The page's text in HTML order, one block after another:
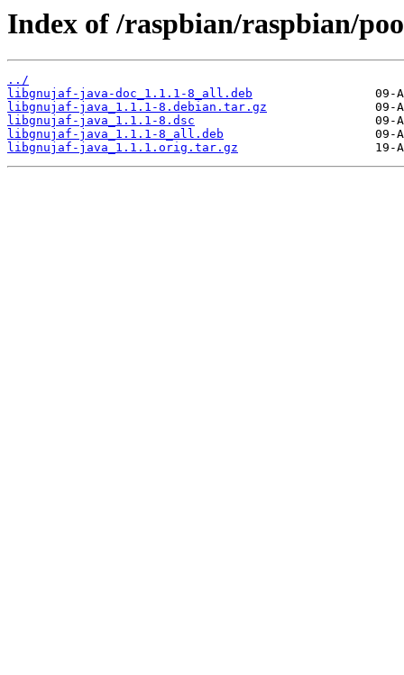
Index of /raspbian/raspbian/
../
libgnujaf-java-doc_1.1.1-8_all.deb
libgnujaf-java_1.1.1-8.debian.tar.gz
libgnujaf-java_1.1.1-8.dsc
libgnujaf-java_1.1.1-8_all.deb
libgnujaf-java_1.1.1.orig.tar.gz